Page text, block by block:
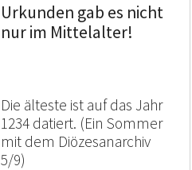
Urkunden gab es nicht
nur im Mittelalter!
Die älteste ist auf das Jahr
1234 datiert. (Ein Sommer
mit dem Diözesanarchiv
5/9)